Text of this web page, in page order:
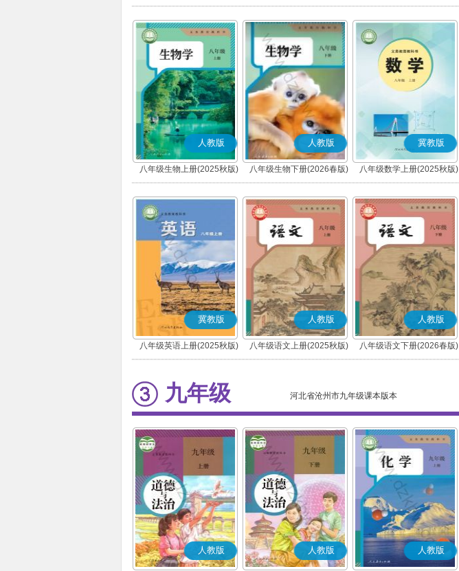
秋版)(部编版)
春版)(部编版)
人教版
八年级生物上册(2025秋版)
人教版
八年级生物下册(2026春版)
冀教版
八年级数学上册(2025秋版)
冀教版
八年级英语上册(2025秋版)
人教版
八年级语文上册(2025秋版)
(部编版)
人教版
八年级语文下册(2026春版)
(部编版)
九年级 河北省沧州市九年级课本版本
人教版 人教版 人教版